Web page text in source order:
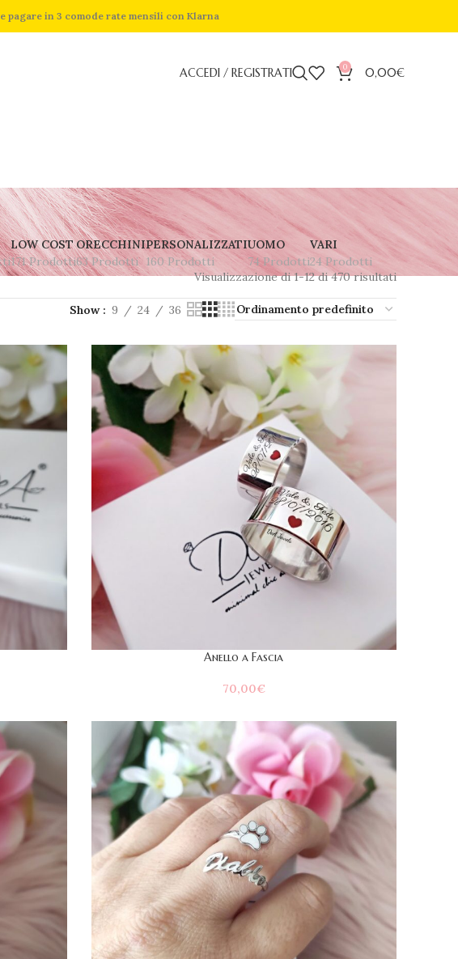
pagare in 3 comode rate mensili con Klarna
ACCEDI / REGISTRATI 0 0,00€
LOW COST
171 Prodotti
ORECCHINI
63 Prodotti
PERSONALIZZATI
160 Prodotti
UOMO
74 Prodotti
VARI
24 Prodotti
Visualizzazione di 1-12 di 470 risultati
Show 9 24 36
Anello a Fascia
70,00€